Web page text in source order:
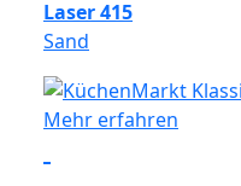
Laser 415
Sand
Mehr erfahren